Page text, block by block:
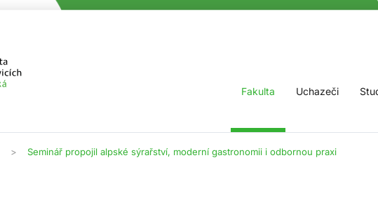
Fakulta Uchazeči
Seminář propojil alpské sýrařství, moderní gastronomii i odbornou praxi